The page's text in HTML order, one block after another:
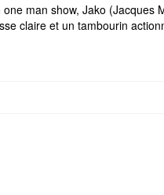
man show, Jako (Jacques
claire et un tambourin